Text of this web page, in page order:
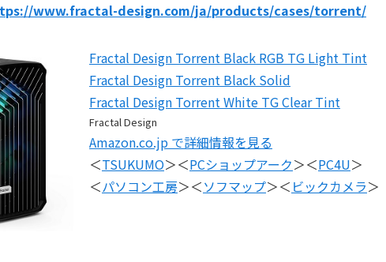
www.fractal-design.com/ja/products/cases/torrent/
Fractal Design Torrent Black RGB TG Light Tint
Fractal Design Torrent Black Solid
Fractal Design Torrent White TG Clear Tint
Fractal Design
Amazon.co.jp で詳細情報を見る
＜TSUKUMO＞＜PCショップアーク＞＜PC4U＞
＜パソコン工房＞＜ソフマップ＞＜ ビックカメラ＞